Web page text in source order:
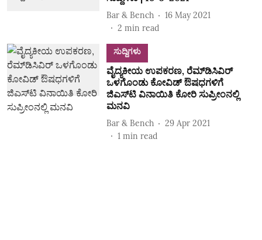
Bar & Bench
16 May 2021
2 min read
ಸುದ್ದಿಗಳು
ವೈದ್ಯಕೀಯ ಉಪಕರಣ, ರೆಮ್‌ಡಿಸಿವಿರ್‌
ಒಳಗೊಂಡು ಕೋವಿಡ್‌ ಔಷಧಗಳಿಗೆ
ಜಿಎಸ್‌ಟಿ ವಿನಾಯಿತಿ ಕೋರಿ ಸುಪ್ರೀಂನಲ್ಲಿ
ಮನವಿ
Bar & Bench
29 Apr 2021
1 min read